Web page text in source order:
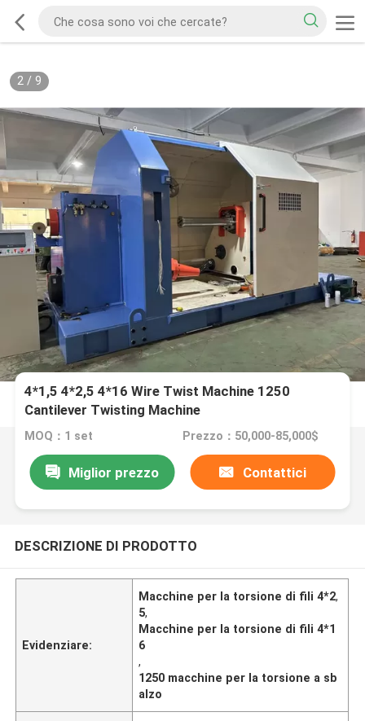
2/ 9
4*1,5 4*2,5 4*16 Wire Twist Machine 1250
Cantilever Twisting Machine
MOQ：1 set Prezzo：50,000-85,000$
Miglior prezzo Contattici
DESCRIZIONE DI PRODOTTO
Evidenziare:
Macchine per la torsione di fili 4*2,
5,
Macchine per la torsione di fili 4*1
6
,
1250 macchine per la torsione a sb
alzo